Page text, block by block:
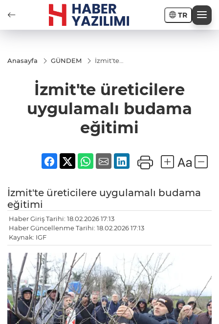
TR
Anasayfa GÜNDEM
İzmit'te
budama
eğitimi
İzmit'te üreticilere
uygulamalı budama
eğitimi
İzmit'te üreticilere uygulamalı budama
eğitimi
Haber Giriş Tarihi: 18.02.2026 17:13
Haber Güncellenme Tarihi: 18.02.2026 17:13
Kaynak: IGF